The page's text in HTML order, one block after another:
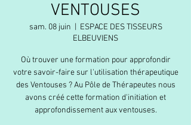
VENTOUSES
sam. 08 juin
ESPACE DES TISSEURS
ELBEUVIENS
Où trouver une formation pour approfondir
votre savoir-faire sur l'utilisation thérapeutique
des Ventouses ? Au Pôle de Thérapeutes nous
avons créé cette formation d'initiation et
approfondissement aux ventouses.